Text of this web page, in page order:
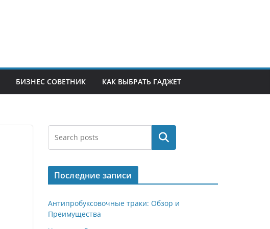
БИЗНЕС СОВЕТНИК КАК ВЫБРАТЬ ГАДЖЕТ
Поиск
Последние записи
Антипробуксовочные траки: Обзор и
Преимущества